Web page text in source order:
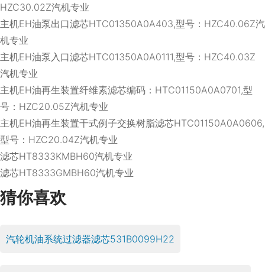
HZC30.02Z汽机专业
主机EH油泵出口滤芯HTC01350A0A403,型号：HZC40.06Z汽
机专业
主机EH油泵入口滤芯HTC01350A0A0111,型号：HZC40.03Z
汽机专业
主机EH油再生装置纤维素滤芯编码：HTC01150A0A0701,型
号：HZC20.05Z汽机专业
主机EH油再生装置干式例子交换树脂滤芯HTC01150A0A0606,
型号：HZC20.04Z汽机专业
滤芯HT8333KMBH60汽机专业
滤芯HT8333GMBH60汽机专业
猜你喜欢
汽轮机油系统过滤器滤芯531B0099H22